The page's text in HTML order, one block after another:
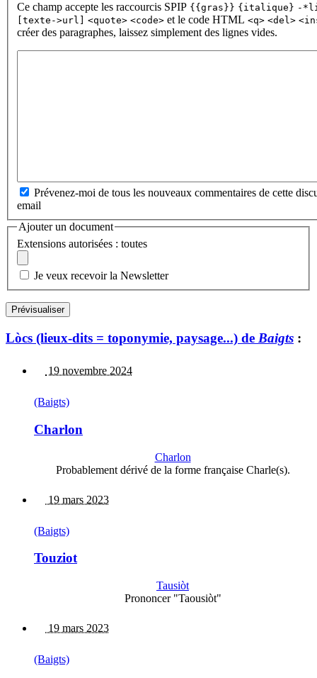
Ce champ accepte les raccourcis SPIP {{gras}} {italique} -
[texte->url]
<quote> <code> et le code HTML <q> <del>
créer des paragraphes, laissez simplement des lignes vides.
Prévenez-moi de tous les nouveaux commentaires de cette
email
Ajouter un document
Extensions autorisées : toutes
Je veux recevoir la Newsletter
Lòcs (lieux-dits = toponymie, paysage...) de Baigts :
19 novembre 2024
(Baigts)
Charlon
Charlon
Probablement dérivé de la forme française Charle(s).
19 mars 2023
(Baigts)
Touziot
Tausiòt
Prononcer "Taousiòt"
19 mars 2023
(Baigts)